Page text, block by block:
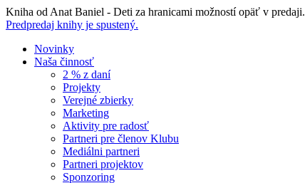
Skip
to
Kniha od Anat Baniel - Deti za hranicami možností opäť v predaji.
Predpredaj knihy je spustený.
Novinky
Naša činnosť
2 % z daní
Projekty
Verejné zbierky
Marketing
Aktivity pre radosť
Partneri pre členov Klubu
Mediálni partneri
Partneri projektov
Sponzoring